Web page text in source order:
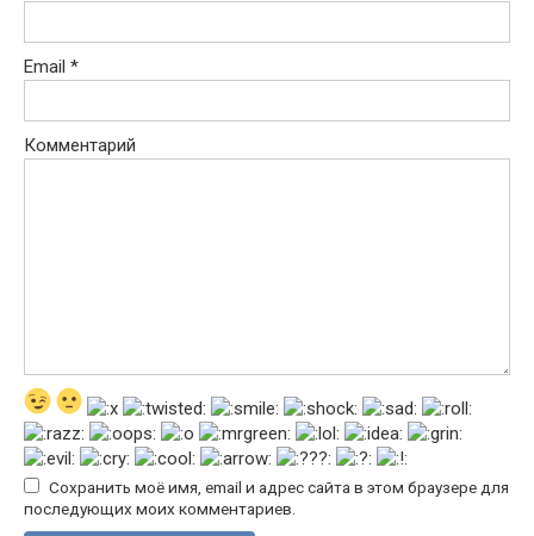
Email *
Комментарий
Сохранить моё имя, email и адрес сайта в этом браузере для
последующих моих комментариев.